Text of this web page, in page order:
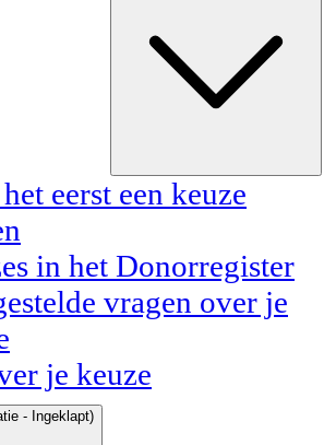
eerst een keuze
in het Donorregister
vragen over je
je keuze
- Ingeklapt)